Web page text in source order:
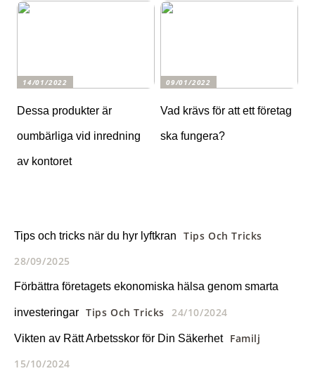
14/01/2022
Dessa produkter är
oumbärliga vid inredning
av kontoret
09/01/2022
Vad krävs för att ett företag
ska fungera?
Tips och tricks när du hyr lyftkran
Tips Och Tricks
28/09/2025
Förbättra företagets ekonomiska hälsa genom smarta
investeringar Tips Och Tricks 24/10/2024
Vikten av Rätt Arbetsskor för Din Säkerhet
Familj
15/10/2024